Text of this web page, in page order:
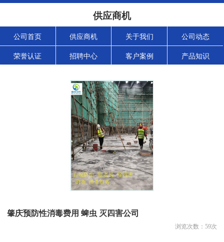
供应商机
公司首页 供应商机 关于我们 公司动态
荣誉认证 招聘中心 客户案例 产品知识
肇庆预防性消毒费用 蜱虫 灭四害公司
浏览次数： 59次